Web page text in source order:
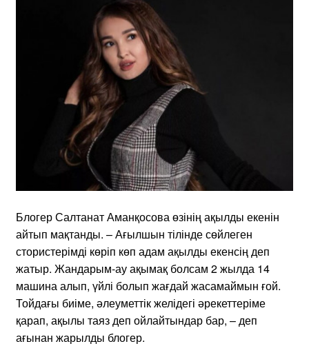
Блогер Салтанат Аманқосова өзінің ақылды екенін
айтып мақтанды. – Ағылшын тілінде сөйлеген
стористерімді көріп көп адам ақылды екенсің деп
жатыр. Жандарым-ау ақымақ болсам 2 жылда 14
машина алып, үйлі болып жағдай жасамаймын ғой.
Тойдағы биіме, әлеуметтік желідегі әрекеттеріме
қарап, ақылы таяз деп ойлайтындар бар, – деп
ағынан жарылды блогер.